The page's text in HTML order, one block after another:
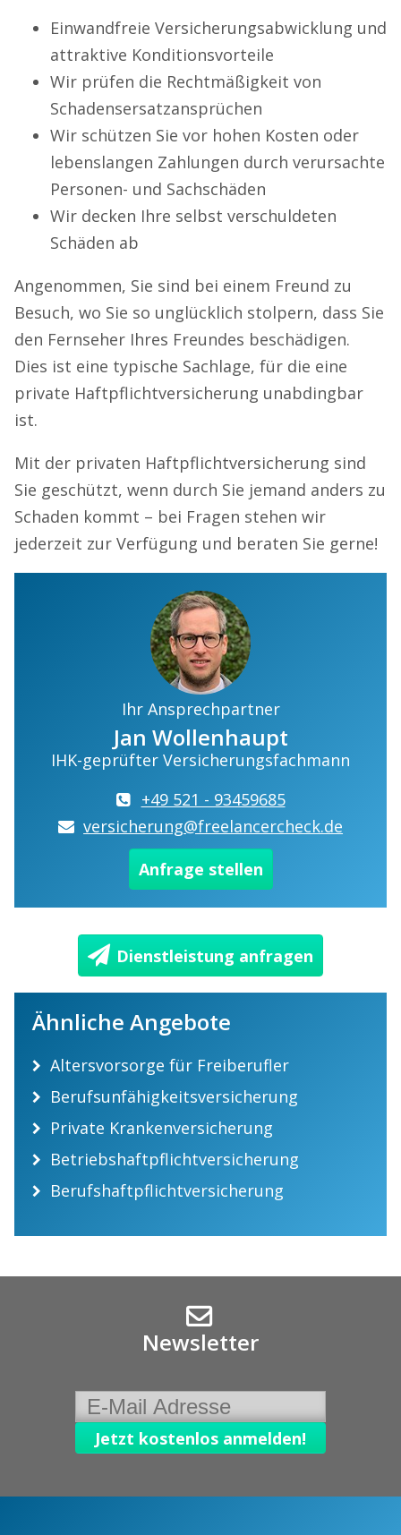
Einwandfreie Versicherungsabwicklung und
attraktive Konditionsvorteile
Wir prüfen die Rechtmäßigkeit von
Schadensersatzansprüchen
Wir schützen Sie vor hohen Kosten oder
lebenslangen Zahlungen durch verursachte
Personen- und Sachschäden
Wir decken Ihre selbst verschuldeten
Schäden ab
Angenommen, Sie sind bei einem Freund zu
Besuch, wo Sie so unglücklich stolpern, dass Sie
den Fernseher Ihres Freundes beschädigen.
Dies ist eine typische Sachlage, für die eine
private Haftpflichtversicherung unabdingbar
ist.
Mit der privaten Haftpflichtversicherung sind
Sie geschützt, wenn durch Sie jemand anders zu
Schaden kommt – bei Fragen stehen wir
jederzeit zur Verfügung und beraten Sie gerne!
Ihr Ansprechpartner
Jan Wollenhaupt
IHK-geprüfter Versicherungsfachmann
+49 521 - 93459685
versicherung@freelancercheck.de
Anfrage stellen
Dienstleistung anfragen
Ähnliche Angebote
Altersvorsorge für Freiberufler
Berufsunfähigkeitsversicherung
Private Krankenversicherung
Betriebshaftpflichtversicherung
Berufshaftpflichtversicherung
Newsletter